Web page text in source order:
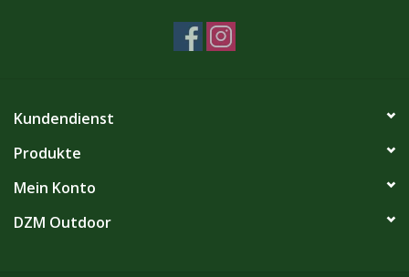
Kundendienst
Produkte
Mein Konto
DZM Outdoor